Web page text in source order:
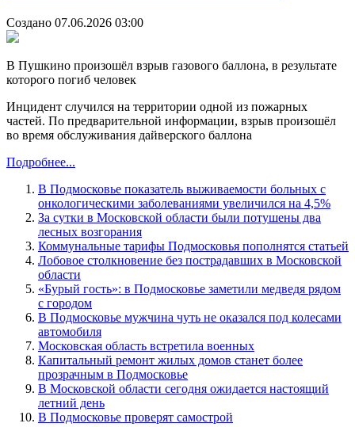
Создано 07.06.2026 03:00
В Пушкино произошёл взрыв газового баллона, в результате
которого погиб человек
Инцидент случился на территории одной из пожарных
частей. По предварительной информации, взрыв произошёл
во время обслуживания дайверского баллона
Подробнее...
В Подмосковье показатель выживаемости больных с
онкологическими заболеваниями увеличился на 4,5%
За сутки в Московской области были потушены два
лесных возгорания
Коммунальные тарифы Подмосковья пополнятся статьей
Лобовое столкновение без пострадавших в Московской
области
«Бурый гость»: в Подмосковье заметили медведя рядом
с городом
В Подмосковье мужчина чуть не оказался под колесами
автомобиля
Московская область встретила военных
Капитальный ремонт жилых домов станет более
прозрачным в Подмосковье
В Московской области сегодня ожидается настоящий
летний день
В Подмосковье проверят самострой